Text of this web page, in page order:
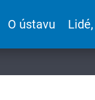
O ústavu